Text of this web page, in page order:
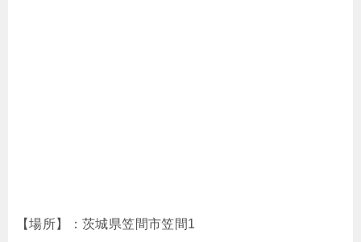
【場所】：茨城県笠間市笠間1